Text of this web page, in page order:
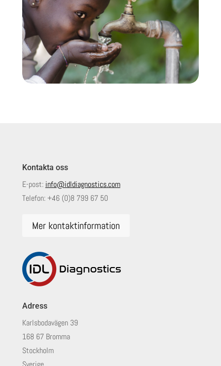
Kontakta oss
E-post: info@idldiagnostics.com
Telefon:+46 (0)8 799 67 50
Mer kontaktinformation
Adress
Karlsbodavägen 39
168 67 Bromma
Stockholm